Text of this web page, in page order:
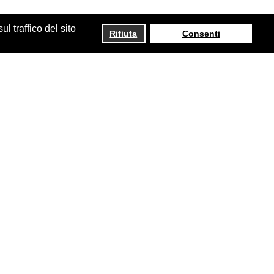
traffico del sito
Rifiuta Consenti